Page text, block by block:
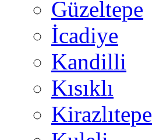
Güzeltepe
İcadiye
Kandilli
Kısıklı
Kirazlıtepe